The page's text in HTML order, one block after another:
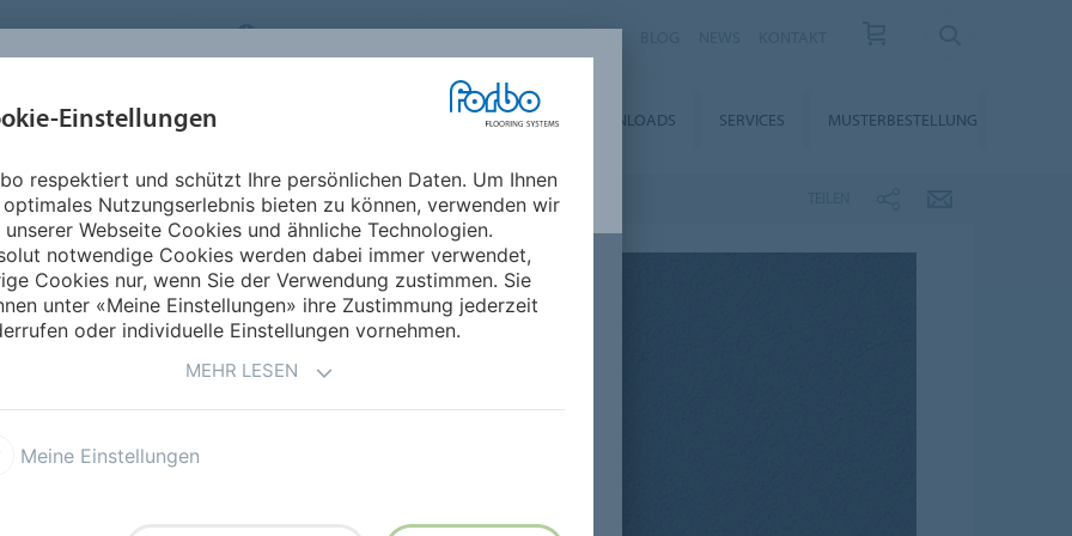
SYSTEMS SWITZERLAND
EINSATZBEREICHE NACHHALTIGKEIT DOWNLOADS SERVICES MUSTERBESTELLUNG
und für alle
Einstellungen
respektiert und schützt Ihre persönlichen Daten. Um Ihnen
Nutzungserlebnis bieten zu können, verwenden wir
unserer Webseite Cookies und ähnliche Technologien.
notwendige Cookies werden dabei immer verwendet,
Cookies nur, wenn Sie der Verwendung zustimmen. Sie
unter «Meine Einstellungen» ihre Zustimmung jederzeit
oder individuelle Einstellungen vornehmen.
MEHR LESEN
Meine Einstellungen